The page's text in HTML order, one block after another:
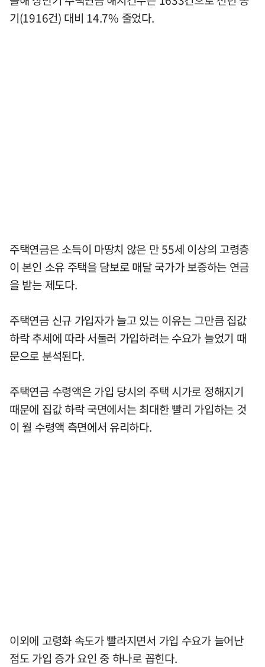
기(1916건) 대비 14.7% 줄었다.
주택연금은 소득이 마땅치 않은 만 55세 이상의 고령층
이 본인 소유 주택을 담보로 매달 국가가 보증하는 연금
을 받는 제도다.
주택연금 신규 가입자가 늘고 있는 이유는 그만큼 집값
하락 추세에 따라 서둘러 가입하려는 수요가 늘었기 때
문으로 분석된다.
주택연금 수령액은 가입 당시의 주택 시가로 정해지기
때문에 집값 하락 국면에서는 최대한 빨리 가입하는 것
이 월 수령액 측면에서 유리하다.
이외에 고령화 속도가 빨라지면서 가입 수요가 늘어난
점도 가입 증가 요인 중 하나로 꼽힌다.